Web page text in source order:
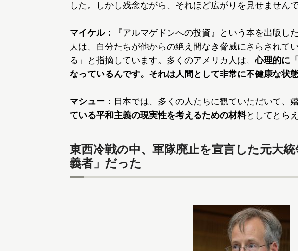
した。しかし残念ながら、それほど広がりを見せませんで
マイケル：
『アルマゲドンへの投資』という本を出版し
人は、自分たちが他からの絶え間なき脅威にさらされて
る」と指摘しています。多くのアメリカ人は、心理的に
なっているんです。それは人間として非常に不健康な状
マシュー： 日本では、多くの人たちに観ていただいて、
ている平和主義の現実性を考えるための材料としてとら
東西冷戦の中、軍隊廃止を宣言した元大
義者」だった